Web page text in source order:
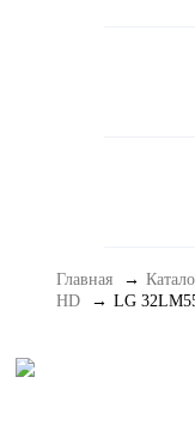
Виниловые
Домашние
Портативный
Главная
HD
LG